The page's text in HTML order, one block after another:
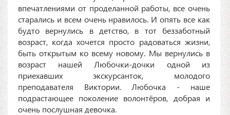
впечатлениями от проделанной работы, все очень
старались и всем очень нравилось. И опять все как
будто вернулись в детство, в тот беззаботный
возраст, когда хочется просто радоваться жизни,
быть открытым ко всему новому. Мы вернулись в
возраст нашей Любочки-дочки одной из
приехавших экскурсанток, молодого
преподавателя Виктории. Любочка - наше
подрастающее поколение волонтёров, добрая и
очень послушная девочка.